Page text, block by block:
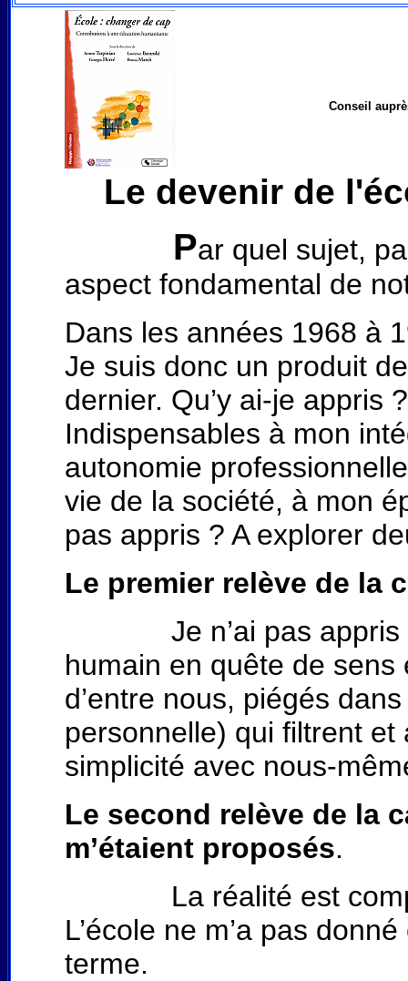
Conseil
Le devenir de
Par quel sujet,
aspect fondamental de
Dans les années 1968 à
Je suis donc un produit
dernier. Qu’y ai-je appris
Indispensables à mon
autonomie
vie de la société, à mon
pas appris ? A explorer
Le premier relève de la
Je n’ai pas appris à
humain en quête de
d’entre nous, piégés
personnelle) qui filtrent
simplicité avec nous-
Le second relève de la
m’étaient proposés.
La réalité est
L’école ne m’a pas
terme.